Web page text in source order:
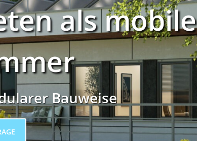
als mobile
Bauweise